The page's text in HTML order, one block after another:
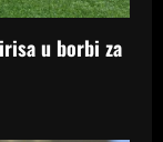
u borbi za